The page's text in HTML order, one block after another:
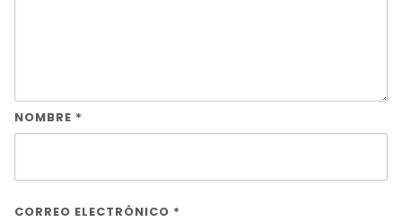
NOMBRE *
CORREO ELECTRÓNICO *